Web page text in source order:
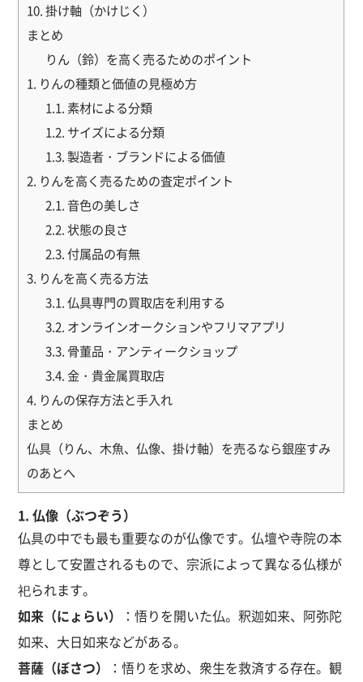
10. 掛け軸（かけじく）
まとめ
りん（鈴）を高く売るためのポイント
1. りんの種類と価値の見極め方
1.1. 素材による分類
1.2. サイズによる分類
1.3. 製造者・ブランドによる価値
2. りんを高く売るための査定ポイント
2.1. 音色の美しさ
2.2. 状態の良さ
2.3. 付属品の有無
3. りんを高く売る方法
3.1. 仏具専門の買取店を利用する
3.2. オンラインオークションやフリマアプリ
3.3. 骨董品・アンティークショップ
3.4. 金・貴金属買取店
4. りんの保存方法と手入れ
まとめ
仏具（りん、木魚、仏像、掛け軸）を売るなら銀座すみ
のあとへ
1.仏像（ぶつぞう）
仏具の中でも最も重要なのが仏像です。仏壇や寺院の本
尊として安置されるもので、宗派によって異なる仏様が
祀られます。
如来（にょらい）
：悟りを開いた仏。釈迦如来、阿弥陀
如来、大日如来などがある。
菩薩（ぼさつ）
：悟りを求め、衆生を救済する存在。観